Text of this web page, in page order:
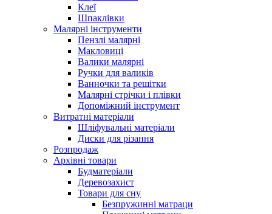
Клеї
Шпаклівки
Малярні інструменти
Пензлі малярні
Макловиці
Валики малярні
Ручки для валиків
Ванночки та решітки
Малярні стрічки і плівки
Допоміжний інструмент
Витратні матеріали
Шліфувальні матеріали
Диски для різання
Розпродаж
Архівні товари
Будматеріали
Деревозахист
Товари для сну
Безпружинні матраци